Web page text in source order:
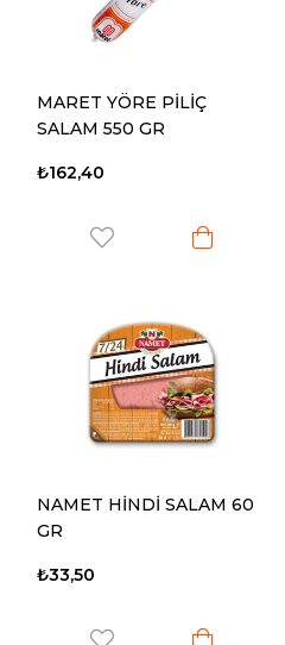
MARET YÖRE PİLİÇ
SALAM 550 GR
₺162,40
NAMET HİNDİ SALAM 60
GR
₺33,50